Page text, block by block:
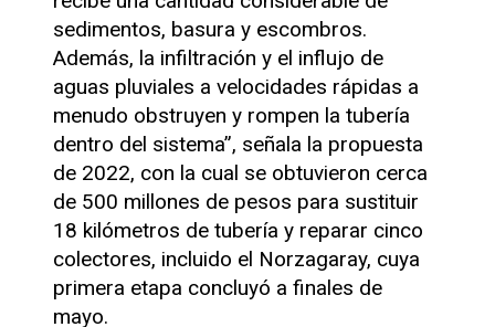
sedimentos, basura y escombros.
Además, la infiltración y el influjo de
aguas pluviales a velocidades rápidas a
menudo obstruyen y rompen la tubería
dentro del sistema”, señala la propuesta
de 2022, con la cual se obtuvieron cerca
de 500 millones de pesos para sustituir
18 kilómetros de tubería y reparar cinco
colectores, incluido el Norzagaray, cuya
primera etapa concluyó a finales de
mayo.